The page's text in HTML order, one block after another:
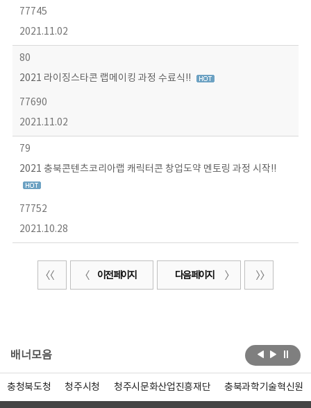
77745
2021.11.02
80
2021 라이징스타콘 랩메이킹 과정 수료식!!
77690
2021.11.02
79
2021 충북콘텐츠코리아랩 캐릭터콘 창업도약 멘토링 과정 시작!!
77752
2021.10.28
이전 페이지 다음 페이지
배너모음
충청북도청 청주시청 청주시문화산업진흥재단 충북과학기술혁신원